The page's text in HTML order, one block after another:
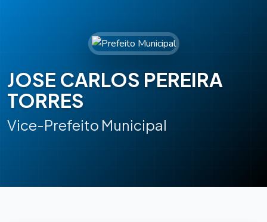
JOSE CARLOS PEREIRA
TORRES
Vice-Prefeito Municipal